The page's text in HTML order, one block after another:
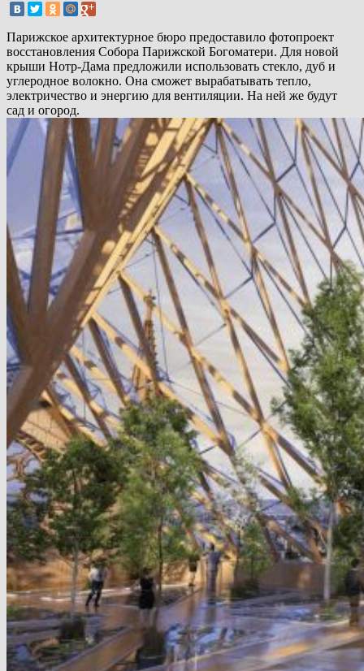
Парижское архитектурное бюро предоставило фотопроект
восстановления Собора Парижской Богоматери. Для новой
крыши Нотр-Дама предложили использовать стекло, дуб и
углеродное волокно. Она сможет вырабатывать тепло,
электричество и энергию для вентиляции. На ней же будут
сад и огород.